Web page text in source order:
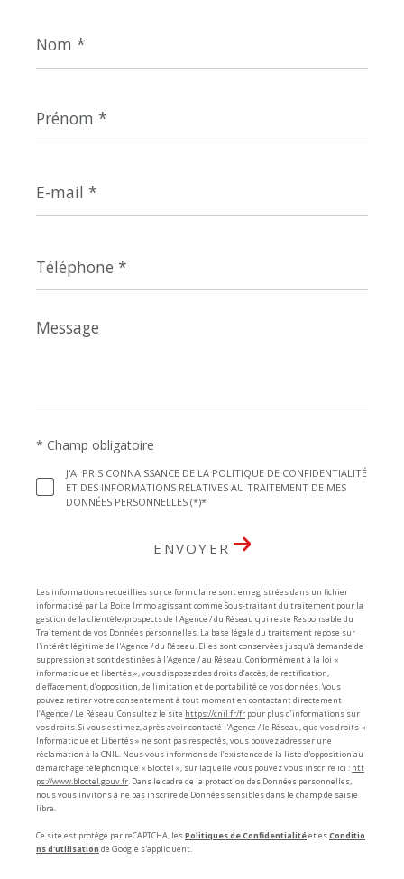
*
*
mail
*
*
Message
*
J'AI PRIS CONNAISSANCE DE LA POLITIQUE DE CONFIDENTIALITÉ
ET DES INFORMATIONS RELATIVES AU TRAITEMENT DE MES
DONNÉES PERSONNELLES (*)*
* Champ obligatoire
ENVOYER
Les informations recueillies sur ce formulaire sont enregistrées dans un fichier
informatisé par La Boite Immo agissant comme Sous-traitant du traitement pour la
gestion de la clientèle/prospects de l'Agence / du Réseau qui reste Responsable du
Traitement de vos Données personnelles. La base légale du traitement repose sur
l'intérêt légitime de l'Agence / du Réseau. Elles sont conservées jusqu'à demande de
suppression et sont destinées à l'Agence / au Réseau. Conformément à la loi «
informatique et libertés », vous disposez des droits d’accès, de rectification,
d’effacement, d’opposition, de limitation et de portabilité de vos données. Vous
pouvez retirer votre consentement à tout moment en contactant directement
l’Agence / Le Réseau. Consultez le site https://cnil.fr/fr pour plus d’informations sur
vos droits. Si vous estimez, après avoir contacté l'Agence / le Réseau, que vos droits «
Informatique et Libertés » ne sont pas respectés, vous pouvez adresser une
réclamation à la CNIL. Nous vous informons de l’existence de la liste d'opposition au
démarchage téléphonique « Bloctel », sur laquelle vous pouvez vous inscrire ici : htt
ps://www.bloctel.gouv.fr . Dans le cadre de la protection des Données personnelles,
nous vous invitons à ne pas inscrire de Données sensibles dans le champ de saisie
libre.
Ce site est protégé par reCAPTCHA, lesPolitiques de Confidentialitéet esConditio
ns d'utilisation de Google s'appliquent.